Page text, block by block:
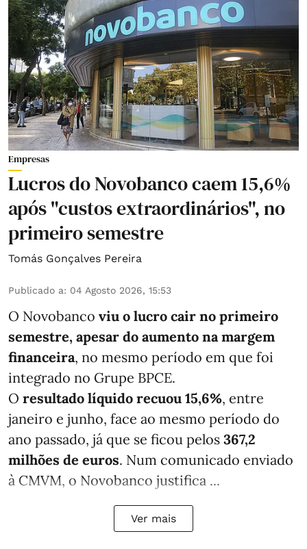
Empresas
Lucros do Novobanco caem 15,6%
após "custos extraordinários", no
primeiro semestre
Tomás Gonçalves Pereira
Publicado a: 04 Agosto 2026, 15:53
O Novobanco viu o lucro cair no primeiro
semestre, apesar do aumento na margem
financeira, no mesmo período em que foi
integrado no Grupe BPCE.
O resultado líquido recuou 15,6%, entre
janeiro e junho, face ao mesmo período do
ano passado, já que se ficou pelos 367,2
milhões de euros. Num comunicado enviado
à CMVM, o Novobanco justifica ...
Ver mais